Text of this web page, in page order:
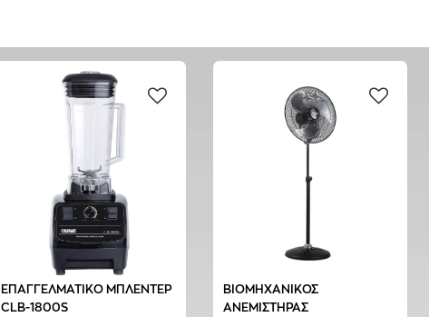
ΕΠΑΓΓΕΛΜΑΤΙΚΟ ΜΠΛΕΝΤΕΡ
CLB-1800S
ΒΙΟΜΗΧΑΝΙΚΟΣ
ΑΝΕΜΙΣΤΗΡΑΣ